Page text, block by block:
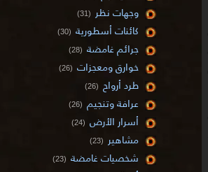
وجهات نظر (31)
كائنات أسطورية (30)
جرائم غامضة (28)
خوارق ومعجزات (26)
طرد أرواح (26)
عرافة وتنجيم (26)
أسرار الأرض (24)
مشاهير (23)
شخصيات غامضة (23)